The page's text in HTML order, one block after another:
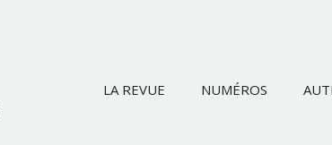
LA REVUE NUMÉROS